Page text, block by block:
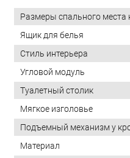
Размеры спального места
Ящик для белья
Стиль интерьера
Угловой модуль
Туалетный столик
Мягкое изголовье
Подъемный механизм у
Материал